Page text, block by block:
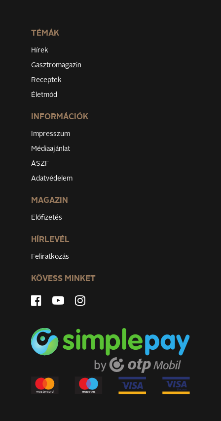
TÉMÁK
Hírek
Gasztromagazin
Receptek
Életmód
INFORMÁCIÓK
Impresszum
Médiaajánlat
ÁSZF
Adatvédelem
MAGAZIN
Előfizetés
HÍRLEVÉL
Feliratkozás
KÖVESS MINKET